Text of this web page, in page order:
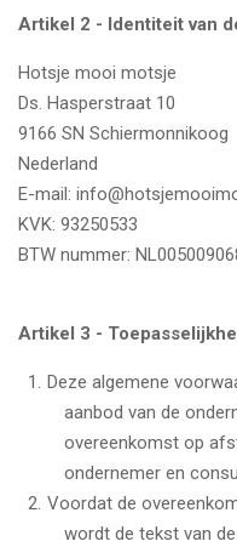
Artikel 2 - Identiteit van
Hotsje mooi motsje
Ds. Hasperstraat 10
9166 SN Schiermonnikoog
Nederland
E-mail:
KVK: 93250533
BTW nummer:
Artikel 3 -
Deze algemene
aanbod van de
overeenkomst op
ondernemer en
Voordat de
wordt de tekst van